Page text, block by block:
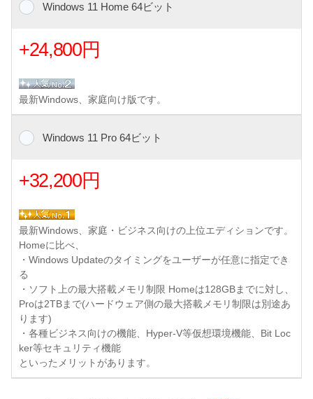
Windows 11 Home 64ビット
+24,800円
最新Windows、家庭向け版です。
Windows 11 Pro 64ビット
+32,200円
最新Windows、家庭・ビジネス向けの上位エディションです。
Homeに比べ、
・Windows Updateのタイミングをユーザーが任意に指定でき
る
・ソフト上の最大搭載メモリ制限 Homeは128GBまでに対し、
Proは2TBまで(ハードウェア側の最大搭載メモリ制限は別途あ
ります)
・各種ビジネス向けの機能、Hyper-V等仮想環境機能、Bit Loc
ker等セキュリティ機能
といったメリットがあります。